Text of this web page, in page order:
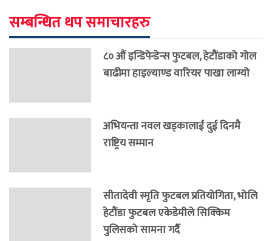
सम्बन्धित थप समाचारहरु
८० औं इन्डिपेन्डेन्स फुटबल, हेटौंडाको गोल
बाढीमा हाइल्याण्ड वारियर पाखा लाग्यो
अभियन्ता नवल खड्कालाई दुई दिनमै
राष्ट्रिय सम्मान
सीतादेवी स्मृति फुटबल प्रतियोगिता, भोलि
हेटौंडा फुटबल एकेडेमीले सिक्किम
पुलिसको सामना गर्दै